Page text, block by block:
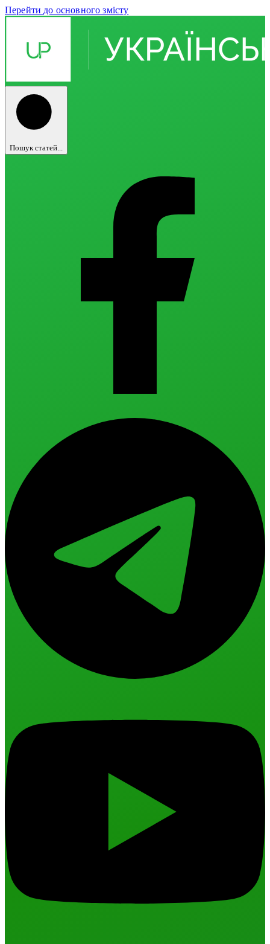
Перейти до основного змісту
Пошук статей...